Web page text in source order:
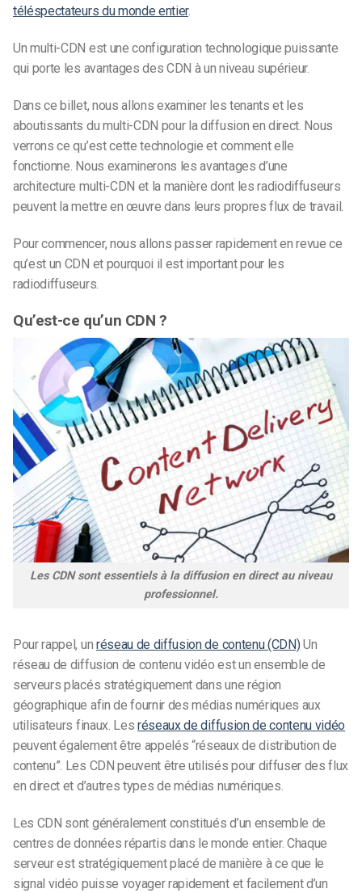
téléspectateurs du monde entier.
Un multi-CDN est une configuration technologique puissante
qui porte les avantages des CDN à un niveau supérieur.
Dans ce billet, nous allons examiner les tenants et les
aboutissants du multi-CDN pour la diffusion en direct. Nous
verrons ce qu’est cette technologie et comment elle
fonctionne. Nous examinerons les avantages d’une
architecture multi-CDN et la manière dont les radiodiffuseurs
peuvent la mettre en œuvre dans leurs propres flux de travail.
Pour commencer, nous allons passer rapidement en revue ce
qu’est un CDN et pourquoi il est important pour les
radiodiffuseurs.
Qu’est-ce qu’un CDN ?
Les CDN sont essentiels à la diffusion en direct au niveau
professionnel.
Pour rappel, un réseau de diffusion de contenu (CDN)Un
réseau de diffusion de contenu vidéo est un ensemble de
serveurs placés stratégiquement dans une région
géographique afin de fournir des médias numériques aux
utilisateurs finaux. Les réseaux de diffusion de contenu vidéo
peuvent également être appelés “réseaux de distribution de
contenu”. Les CDN peuvent être utilisés pour diffuser des flux
en direct et d’autres types de médias numériques.
Les CDN sont généralement constitués d’un ensemble de
centres de données répartis dans le monde entier. Chaque
serveur est stratégiquement placé de manière à ce que le
signal vidéo puisse voyager rapidement et facilement d’un